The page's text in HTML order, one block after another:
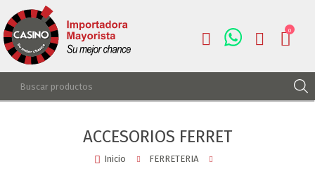
0
0
ACCESORIOS FERRET
Inicio FERRETERIA